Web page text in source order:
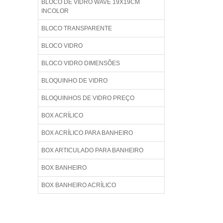
BLOCO DE VIDRO WAVE 19X19CM
INCOLOR
BLOCO TRANSPARENTE
BLOCO VIDRO
BLOCO VIDRO DIMENSÕES
BLOQUINHO DE VIDRO
BLOQUINHOS DE VIDRO PREÇO
BOX ACRÍLICO
BOX ACRÍLICO PARA BANHEIRO
BOX ARTICULADO PARA BANHEIRO
BOX BANHEIRO
BOX BANHEIRO ACRÍLICO